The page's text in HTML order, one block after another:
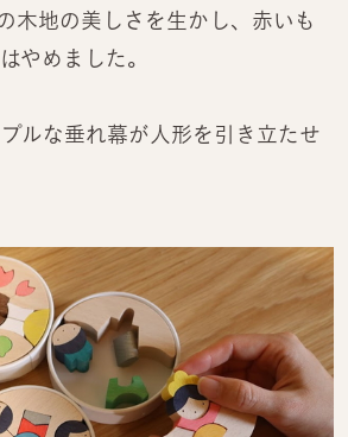
木地の美しさを生かし、赤いも
やめました。
ルな垂れ幕が人形を引き立たせ